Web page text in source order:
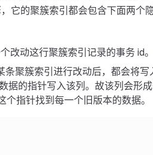
它的聚簇索引都会包含下面两个
改动这行聚簇索引记录的事务 id
条聚簇索引进行改动后，都会将写
据的指针写入该列。故该列会形
个指针找到每一个旧版本的数据。